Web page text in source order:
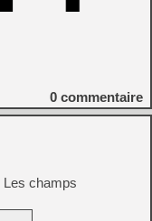
0 commentaire
Les champs